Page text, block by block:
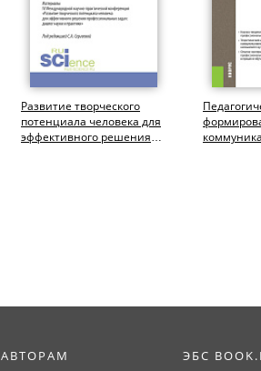
Развитие творческого
потенциала человека для
эффективного решения
АВТОРАМ ЭБС